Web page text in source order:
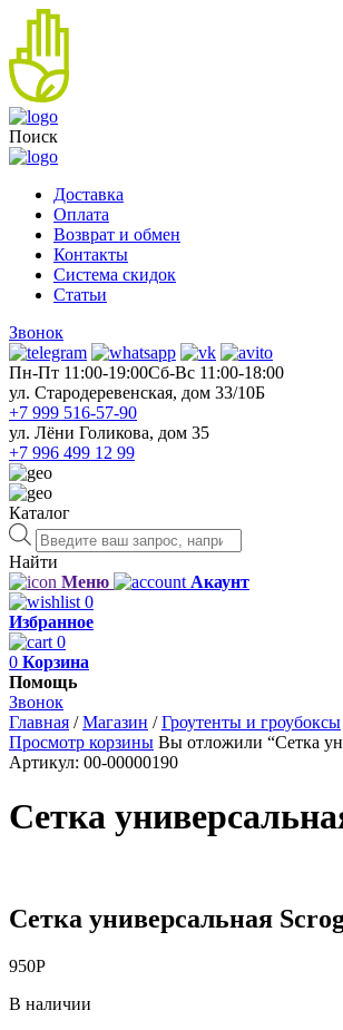
Поиск
Доставка
Оплата
Возврат и обмен
Контакты
Система скидок
Статьи
Звонок
Пн-Пт 11:00-19:00Cб-Вс 11:00-18:00
ул. Стародеревенская, дом 33/10Б
+7 999 516-57-90
ул. Лёни Голикова, дом 35
+7 996 499 12 99
Каталог
Поиск
товаров
Найти
Меню
Акаунт
0
Избранное
0
0 Корзина
Помощь
Звонок
Главная /Магазин /Гроутенты и гроубоксы
Просмотр корзины Вы отложили “Сетка
Артикул: 00-00000190
Сетка
Сетка универсальная
950Р
В наличии